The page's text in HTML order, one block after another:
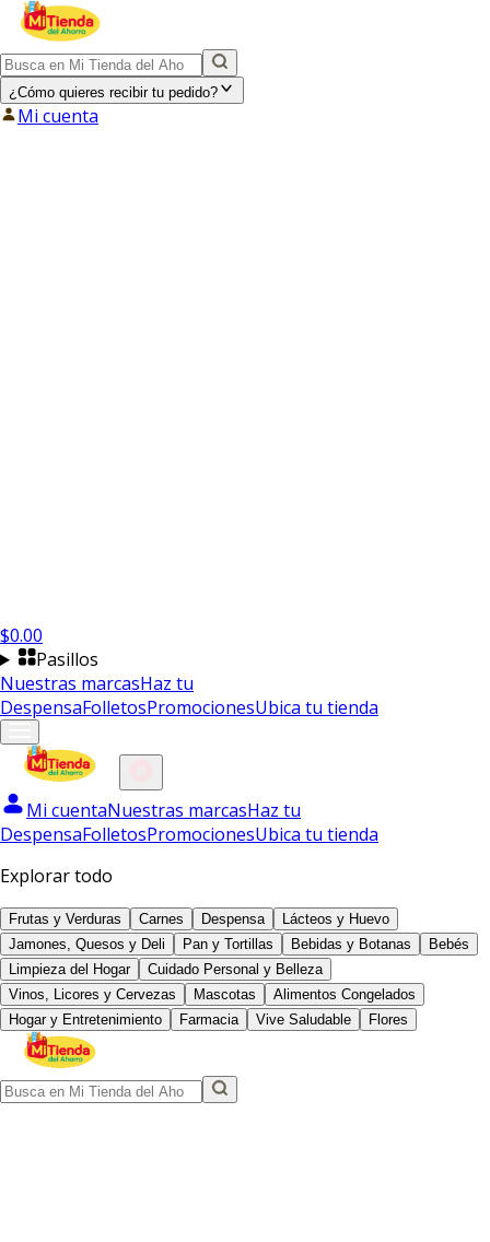
¿Cómo quieres recibir tu pedido?
Mi cuenta
$0.00
Pasillos
Nuestras marcasHaz tu
DespensaFolletosPromocionesUbica tu tienda
Mi cuentaNuestras marcasHaz tu
DespensaFolletosPromocionesUbica tu tienda
Explorar todo
Frutas y Verduras Carnes Despensa
Lácteos y Huevo
Jamones, Quesos y Deli
Pan y Tortillas Bebidas y Botanas
Bebés
Limpieza del Hogar
Cuidado Personal y Belleza
Vinos, Licores y Cervezas
Mascotas
Alimentos Congelados
Hogar y Entretenimiento
Farmacia Vive Saludable Flores